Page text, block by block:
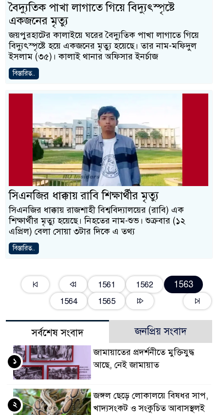
বৈদ্যুতিক পাখা লাগাতে গিয়ে বিদ্যুৎস্পৃষ্টে
একজনের মৃত্যু
জয়পুরহাটের কালাইয়ে ঘরের বৈদ্যুতিক পাখা লাগাতে গিয়ে
বিদ্যুৎস্পৃষ্টে হয়ে একজনের মৃত্যু হয়েছে। তার নাম-মফিদুল
ইসলাম (৩৫)। কালাই থানার অফিসার ইনর্চাজ
বিস্তারিত..
সিএনজির ধাক্কায় রাবি শিক্ষার্থীর মৃত্যু
সিএনজির ধাক্কায় রাজশাহী বিশ্ববিদ্যালয়ের (রাবি) এক
শিক্ষার্থীর মৃত্যু হয়েছে। নিহতের নাম-শুভ। শুক্রবার (১২
এপ্রিল) বেলা সোয়া ৩টার দিকে এ তথ্য
বিস্তারিত..
1561 1562 1563
1564 1565
সর্বশেষ সংবাদ জনপ্রিয় সংবাদ
জামায়াতের প্রদর্শনীতে মুক্তিযুদ্ধ
আছে, নেই জামায়াত
১
জঙ্গল ছেড়ে লোকালয়ে বিষধর সাপ,
খাদ্যসংকট ও সংকুচিত আবাসস্থলই
২